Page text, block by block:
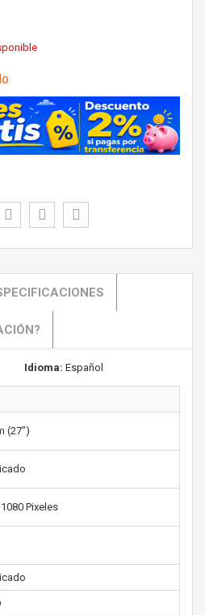
Idioma: Español
(27")
Pixeles